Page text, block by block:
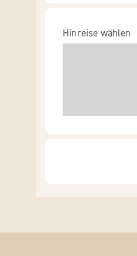
Hinreise wählen